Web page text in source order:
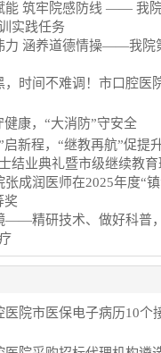
能 筑牢院感防线 —— 我
实践任务
力 涵养道德情操——我院
，时间不难调！市口腔医
健康，“大消防”守安全
启新程，“继教再航”促
结业典礼暨市级继续教
张成润医师在2025年度“
奖
——精研技术、做好科普
医院市医保电子病历10个